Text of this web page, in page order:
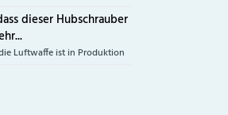
dieser Hubschrauber
Luftwaffe ist in Produktion